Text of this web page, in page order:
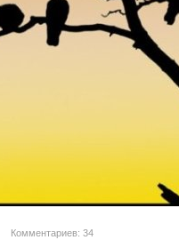
Комментариев: 34